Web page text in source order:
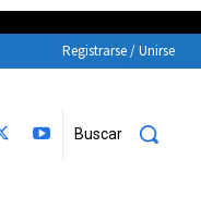
Registrarse / Unirse
Buscar